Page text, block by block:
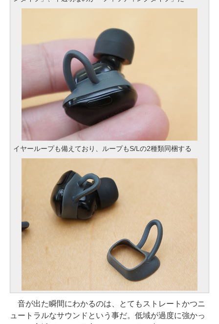
イヤーループも備えており、ループもS/Lの2種類同梱する
音が出た瞬間にわかるのは、とてもストレートかつニ
ュートラルなサウンドという事だ。低域が過度に強かっ